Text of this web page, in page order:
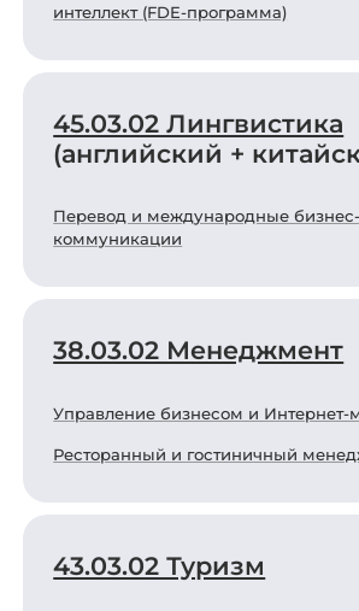
интеллект (FDE-программа)
45.03.02 Лингвистика
(английский +
Перевод и международные бизнес-
коммуникации
38.03.02 Менеджмент
Управление бизнесом и Интернет-
Ресторанный и гостиничный
43.03.02 Туризм